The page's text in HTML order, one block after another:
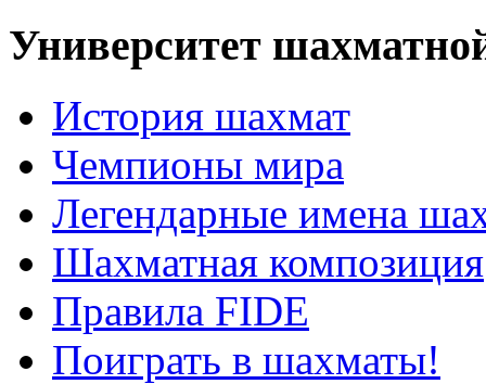
Университет
История шахмат
Чемпионы мира
Легендарные имена
Шахматная композиция
Правила FIDE
Поиграть в шахматы!